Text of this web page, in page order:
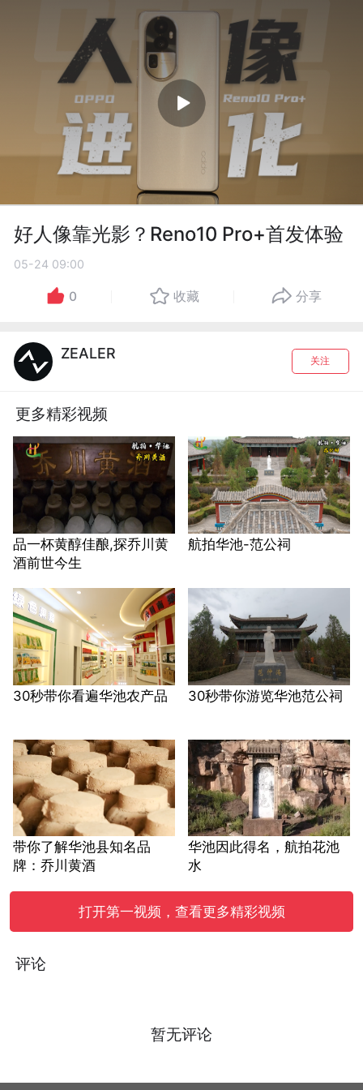
好人像靠光影？Reno10 Pro+首发体验
05-24 09:00
0 收藏 分享
ZEALER 关注
更多精彩视频
品一杯黄醇佳酿,探乔川黄
酒前世今生
航拍华池-范公祠
30秒带你看遍华池农产品 30秒带你游览华池范公祠
带你了解华池县知名品
牌：乔川黄酒
华池因此得名，航拍花池
水
打开第一视频，查看更多精彩视频
评论
暂无评论